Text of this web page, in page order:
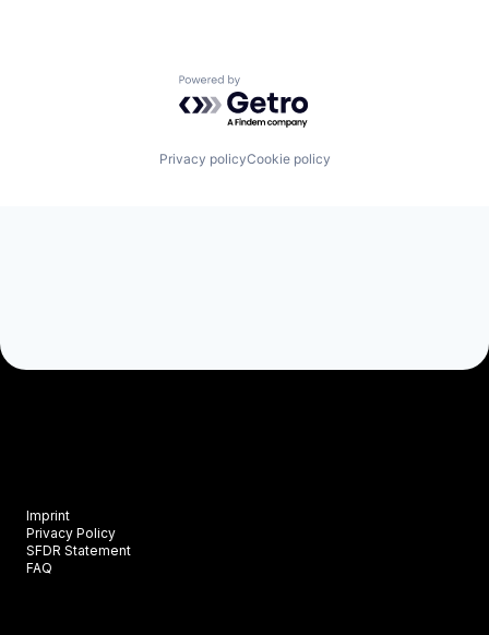
Powered by Getro.com
Privacy policyCookie policy
Imprint
Privacy Policy
SFDR Statement
FAQ